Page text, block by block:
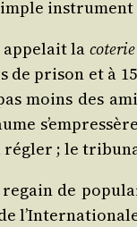
appe­lait la
pri­son et à
moins des
régler ; le
de